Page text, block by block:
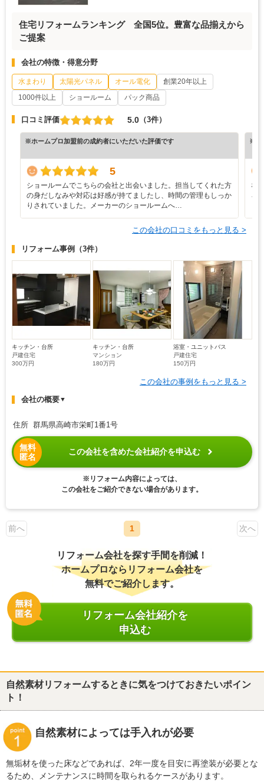
住宅リフォームランキング 全国5位。豊富な品揃えから
ご提案
会社の特徴・得意分野
水まわり 太陽光パネル オール電化
創業20年以上
1000件以上
ショールーム パック商品
口コミ評価 5.0 （3件）
※ホームプロ加盟前の成約者にいただいた評価です
5
ショールームでこちらの会社と出会いました。担当してくれた方
の身だしなみや対応は好感が持てましたし、時間の管理もしっか
りされていました。メーカーのショールームへ…
※ホ
な
ろ
この会社の口コミをもっと見る >
リフォーム事例 （3件）
キッチン・台所
戸建住宅
300万円
キッチン・台所
マンション
180万円
浴室・ユニットバス
戸建住宅
150万円
この会社の事例をもっと見る >
会社の概要▼
住所 群馬県高崎市栄町1番1号
無料
匿名
この会社を含めた会社紹介を申込む
※リフォーム内容によっては、
この会社をご紹介できない場合があります。
前へ 1 次へ
リフォーム会社を探す手間を削減！
ホームプロならリフォーム会社を
無料でご紹介します。
リフォーム会社紹介を
申込む
自然素材リフォームするときに気をつけておきたいポイン
ト！
自然素材によっては手入れが必要
無垢材を使った床などであれば、2年一度を目安に再塗装が必要とな
るため、メンテナンスに時間を取られるケースがあります。